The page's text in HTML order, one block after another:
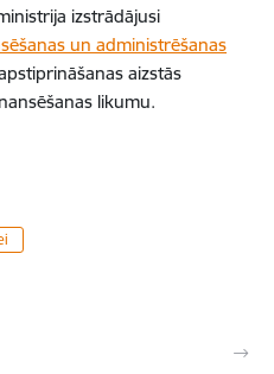
izstrādājusi
un administrēšanas
aizstās
likumu.